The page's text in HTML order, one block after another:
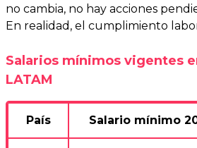
no cambia, no hay acciones
En realidad, el cumplimiento
Salarios mínimos vigentes
LATAM
País Salario mínimo